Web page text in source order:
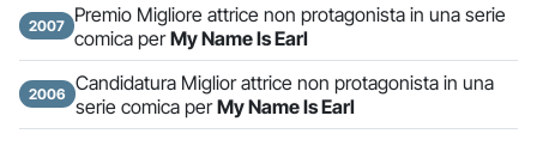
2007
Premio Migliore attrice non protagonista in una serie
comica perMy Name Is Earl
2006 Candidatura Miglior attrice non protagonista in una
serie comica perMy Name Is Earl